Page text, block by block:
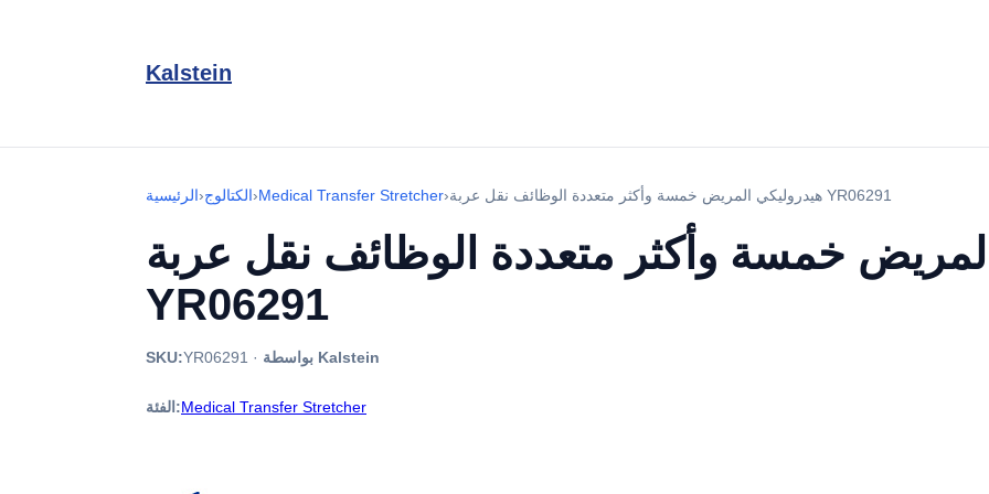
Kalstein
الرئيسية›الكتالوج›Medical Transfer Stretcher› هيدروليكي المريض خمسة وأكثر متعددة الوظائف نقل عربة YR06291
خمسة وأكثر متعددة الوظائف نقل عربة
YR06291
SKU:YR06291 · بواسطة Kalstein
الفئة:Medical Transfer Stretcher